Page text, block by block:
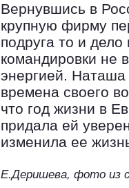
Вернувшись в
крупную фирму
подруга то и
командировки не
энергией. Наташа
времена своего
что год жизни в
придала ей
изменила ее
Е.Деришева, фото из